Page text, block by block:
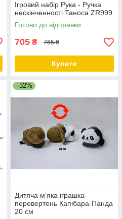
Ігровий набір Рука - Ручка
нескінченності Таноса ZR999
Готово до відправки
705 ₴ 765 ₴
Купити
–32%
Дитяча м'яка іграшка-
перевертень Капібара-Панда
20 см